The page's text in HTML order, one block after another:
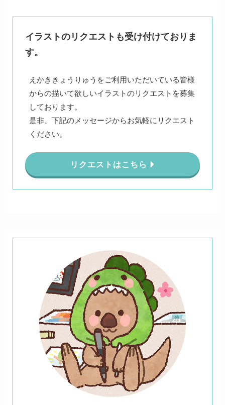
イラストのリクエストも受け付けておりま
す。
えかききょうりゅうをご利用いただいている皆様
からの描いて欲しいイラストのリクエストを募集
しております。
是非、下記のメッセージからお気軽にリクエスト
ください。
リクエストはこちら